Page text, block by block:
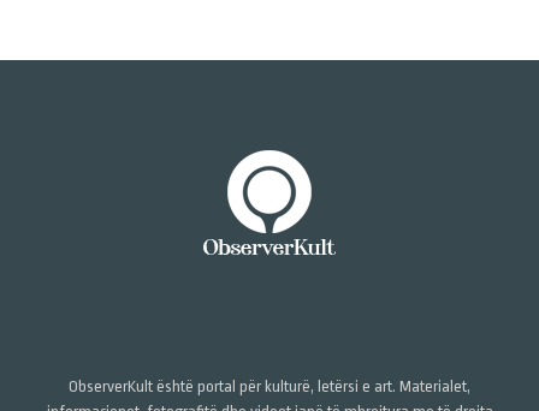
ObserverKult është portal për kulturë, letërsi e art. Materialet,